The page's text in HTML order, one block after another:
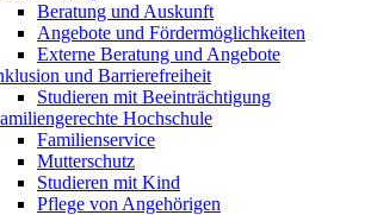
Beratung und Auskunft
Angebote und Fördermöglichkeiten
Externe Beratung und Angebote
und Barrierefreiheit
Studieren mit Beeinträchtigung
Hochschule
Familienservice
Mutterschutz
Studieren mit Kind
Pflege von Angehörigen